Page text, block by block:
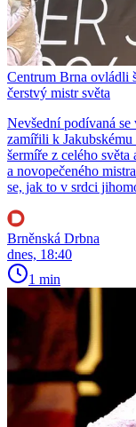
Centrum Brna ovládli
čerstvý mistr světa
Nevšední podívaná
zamířili k
šermíře z celého
a novopečeného
se, jak to v srdci
Brněnská Drbna
dnes, 18:40
1 min